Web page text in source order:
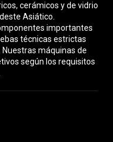
cerámicos y de vidrio
Asiático.
importantes
técnicas estrictas
máquinas de
según los requisitos